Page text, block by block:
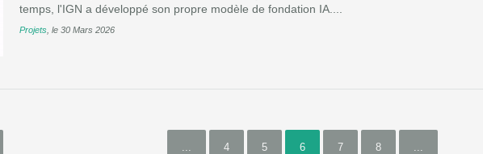
temps, l'IGN a développé son propre modèle de fondation IA....
Projets le 30 Mars 2026
... 4 5 6 7 8 ...